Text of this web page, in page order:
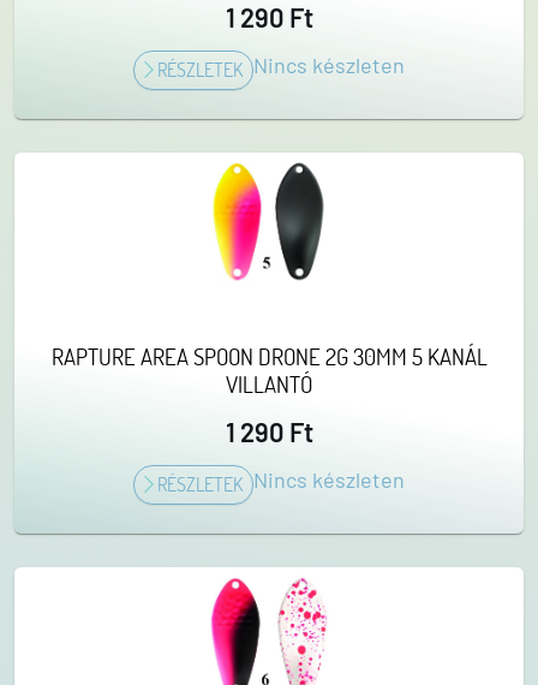
1 290 Ft
RÉSZLETEK Nincs készleten
RAPTURE AREA SPOON DRONE 2G 30MM 5 KANÁL
VILLANTÓ
1 290 Ft
RÉSZLETEK Nincs készleten